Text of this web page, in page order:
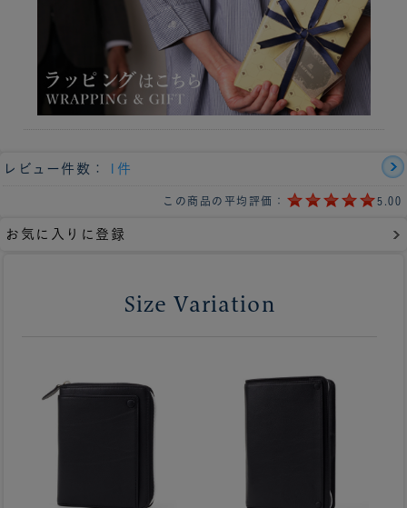
レビュー件数： 1件
この商品の平均評価： 5.00
お気に入りに登録
Size Variation